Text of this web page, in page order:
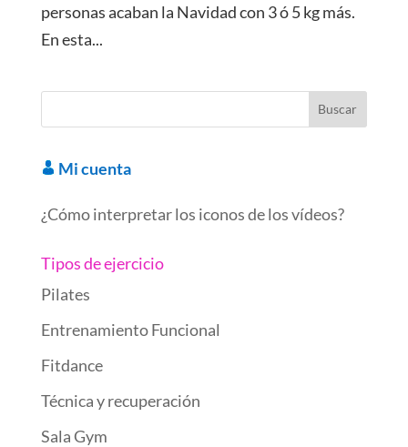
personas acaban la Navidad con 3 ó 5 kg más.
En esta...
Mi cuenta
¿Cómo interpretar los iconos de los vídeos?
Tipos de ejercicio
Pilates
Entrenamiento Funcional
Fitdance
Técnica y recuperación
Sala Gym